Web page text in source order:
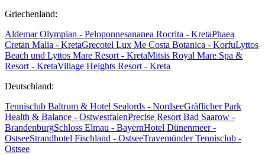
Griechenland:
Aldemar Olympian - Peloponnesananea Rocrita - KretaPhaea
Cretan Malia - KretaGrecotel Lux Me Costa Botanica - KorfuLyttos
Beach und Lyttos Mare Resort - KretaMitsis Royal Mare Spa &
Resort - KretaVillage Heights Resort - Kreta
Deutschland:
Tennisclub Baltrum & Hotel Sealords - NordseeGräflicher Park
Health & Balance - OstwestfalenPrecise Resort Bad Saarow -
BrandenburgSchloss Elmau - BayernHotel Dünenmeer -
OstseeStrandhotel Fischland - OstseeTravemünder Tennisclub -
Ostsee